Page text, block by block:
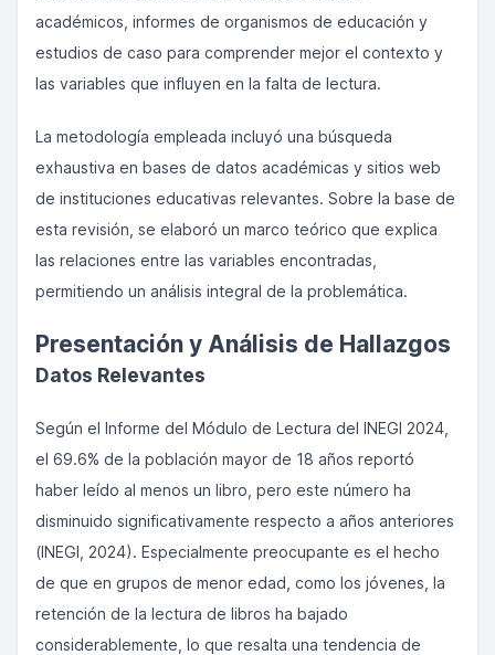
académicos, informes de organismos de educación y
estudios de caso para comprender mejor el contexto y
las variables que influyen en la falta de lectura.
La metodología empleada incluyó una búsqueda
exhaustiva en bases de datos académicas y sitios web
de instituciones educativas relevantes. Sobre la base de
esta revisión, se elaboró un marco teórico que explica
las relaciones entre las variables encontradas,
permitiendo un análisis integral de la problemática.
Presentación y Análisis de Hallazgos
Datos Relevantes
Según el Informe del Módulo de Lectura del INEGI 2024,
el 69.6% de la población mayor de 18 años reportó
haber leído al menos un libro, pero este número ha
disminuido significativamente respecto a años anteriores
(INEGI, 2024). Especialmente preocupante es el hecho
de que en grupos de menor edad, como los jóvenes, la
retención de la lectura de libros ha bajado
considerablemente, lo que resalta una tendencia de